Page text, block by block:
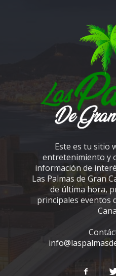
Este es tu sitio
entretenimiento y
información de
Las Palmas de Gran
de última hora,
principales eventos